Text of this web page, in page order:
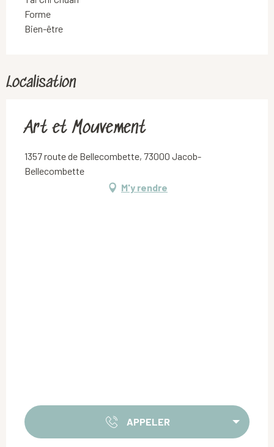
Forme
Bien-être
Localisation
Art et Mouvement
1357 route de Bellecombette, 73000 Jacob-
Bellecombette
M'y rendre
APPELER